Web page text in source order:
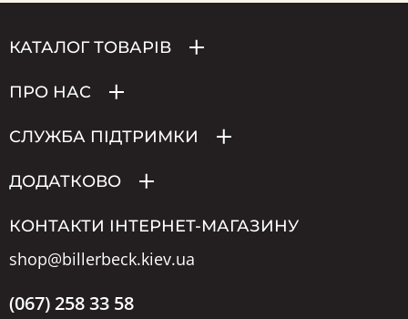
КАТАЛОГ ТОВАРІВ
ПРО НАС
СЛУЖБА ПІДТРИМКИ
ДОДАТКОВО
КОНТАКТИ ІНТЕРНЕТ-МАГАЗИНУ
shop@billerbeck.kiev.ua
(067) 258 33 58